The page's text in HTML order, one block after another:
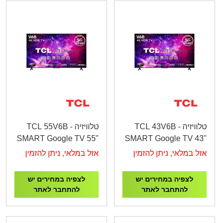
טלוויזיה TCL 43V6B -
SMART Google TV 43"
4K UHD
אזל במלאי, ניתן להזמין
לצפיה במחירים יש
להתחבר לאתר
טלוויזיה TCL 55V6B -
SMART Google TV 55"
4K UHD
אזל במלאי, ניתן להזמין
לצפיה במחירים יש
להתחבר לאתר